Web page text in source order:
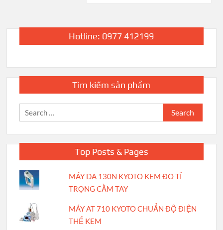
Hotline: 0977 412199
Tìm kiếm sản phẩm
Search
for:
Top Posts & Pages
MÁY DA 130N KYOTO KEM ĐO TỈ
TRỌNG CẦM TAY
MÁY AT 710 KYOTO CHUẨN ĐỘ ĐIỆN
THẾ KEM